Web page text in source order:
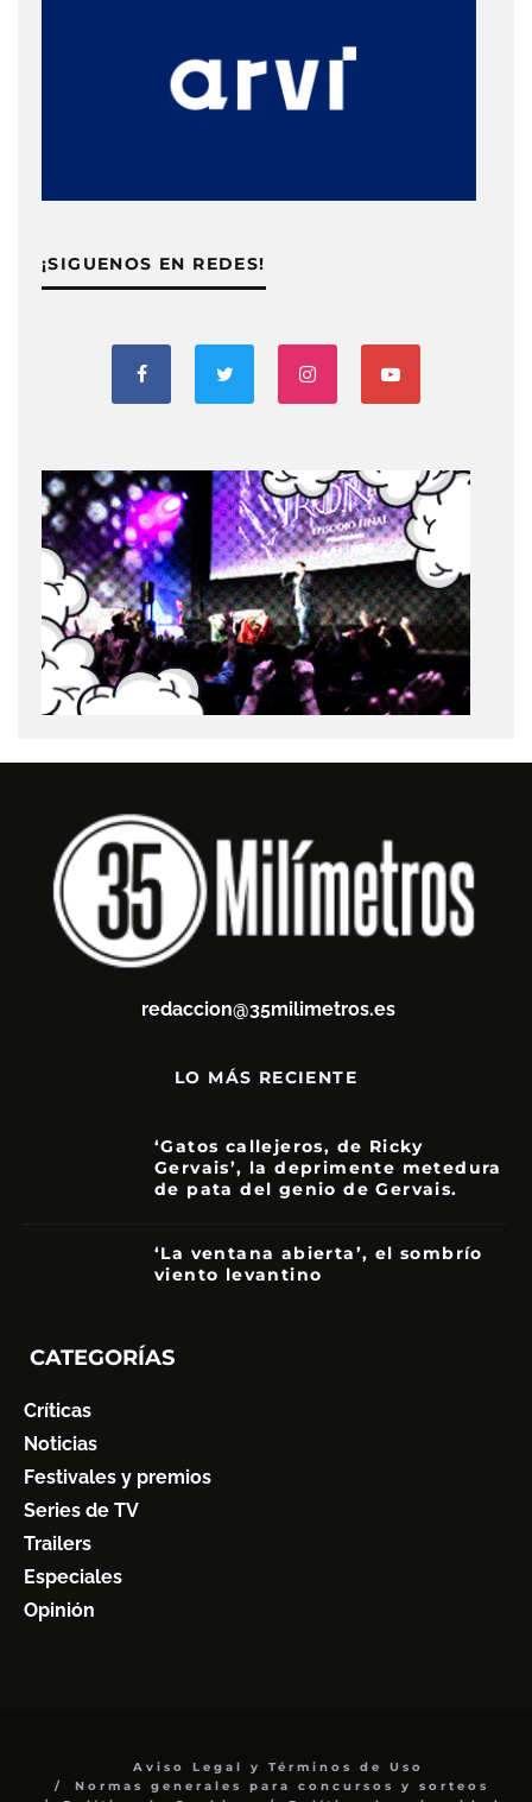
¡SIGUENOS EN REDES!
redaccion@35milimetros.es
LO MÁS RECIENTE
‘Gatos callejeros, de Ricky
Gervais’, la deprimente metedura
de pata del genio de Gervais.
‘La ventana abierta’, el sombrío
viento levantino
CATEGORÍAS
Críticas
Noticias
Festivales y premios
Series de TV
Trailers
Especiales
Opinión
Aviso Legal y Términos de Uso
Normas generales para concursos y sorteos